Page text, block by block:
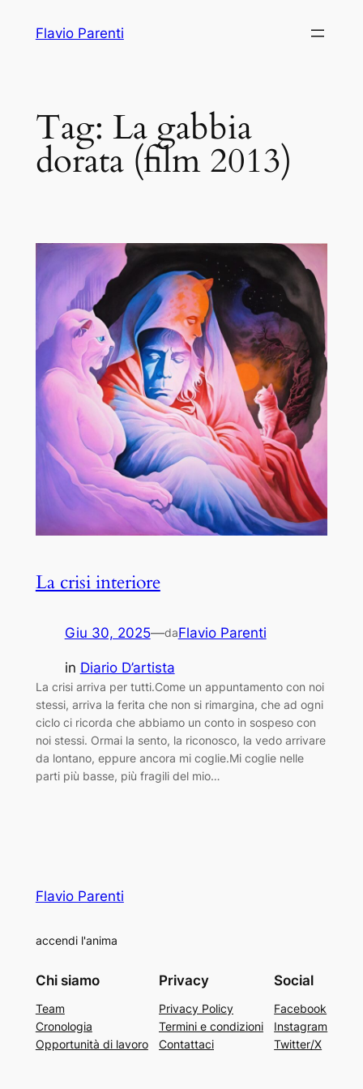
Flavio Parenti
Tag: La gabbia
dorata (film 2013)
La crisi interiore
Giu 30, 2025—daFlavio Parenti
in Diario D’artista
La crisi arriva per tutti.Come un appuntamento con noi
stessi, arriva la ferita che non si rimargina, che ad ogni
ciclo ci ricorda che abbiamo un conto in sospeso con
noi stessi. Ormai la sento, la riconosco, la vedo arrivare
da lontano, eppure ancora mi coglie.Mi coglie nelle
parti più basse, più fragili del mio…
Flavio Parenti
accendi l'anima
Chi siamo
Team
Cronologia
Opportunità di lavoro
Privacy
Privacy Policy
Termini e condizioni
Contattaci
Social
Facebook
Instagram
Twitter/X